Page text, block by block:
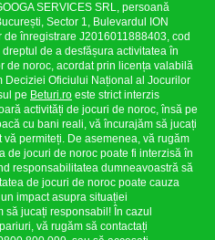
SERVICES SRL, persoană
Sector 1, Bulevardul ION
de înregistrare J2016011888403, cod
de a desfășura activitatea în
de noroc, acordat prin licența valabilă
Deciziei Oficiului Național al Jocurilor
pe Beturi.ro este strict interzis
activități de jocuri de noroc, însă pe
cu bani reali, vă încurajăm să jucați
permiteți. De asemenea, vă rugăm
de jocuri de noroc poate fi interzisă în
responsabilitatea dumneavoastră să
de jocuri de noroc poate cauza
impact asupra situației
jucați responsabil! În cazul
vă rugăm să contactați